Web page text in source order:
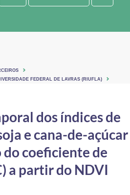
Direitos Humanos
FEDERAL DE LAVRAS (RIUFLA)
dos índices de
e cana-de-açúcar
do coeficiente de
a partir do NDVI